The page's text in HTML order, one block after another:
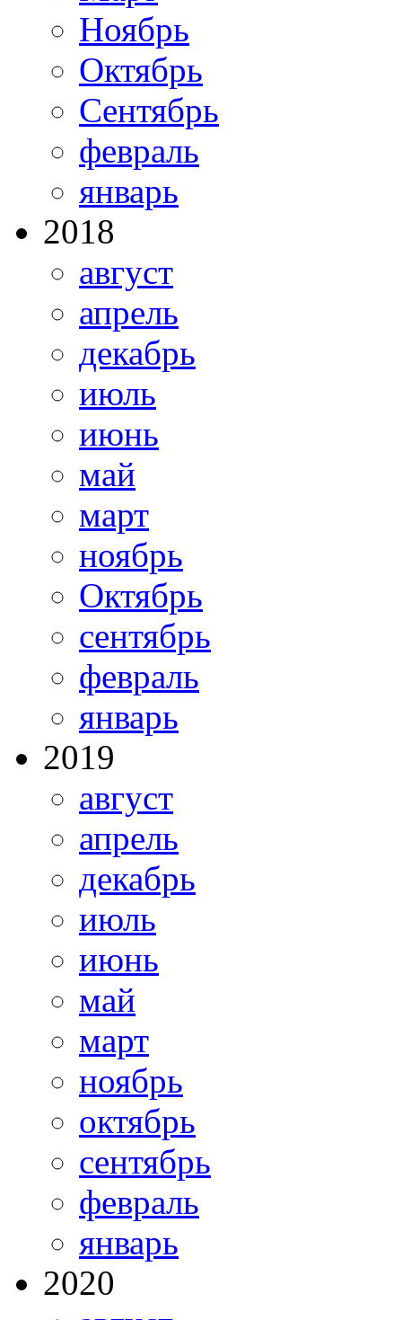
Ноябрь
Октябрь
Сентябрь
февраль
январь
2018
август
апрель
декабрь
июль
июнь
май
март
ноябрь
Октябрь
сентябрь
февраль
январь
2019
август
апрель
декабрь
июль
июнь
май
март
ноябрь
октябрь
сентябрь
февраль
январь
2020